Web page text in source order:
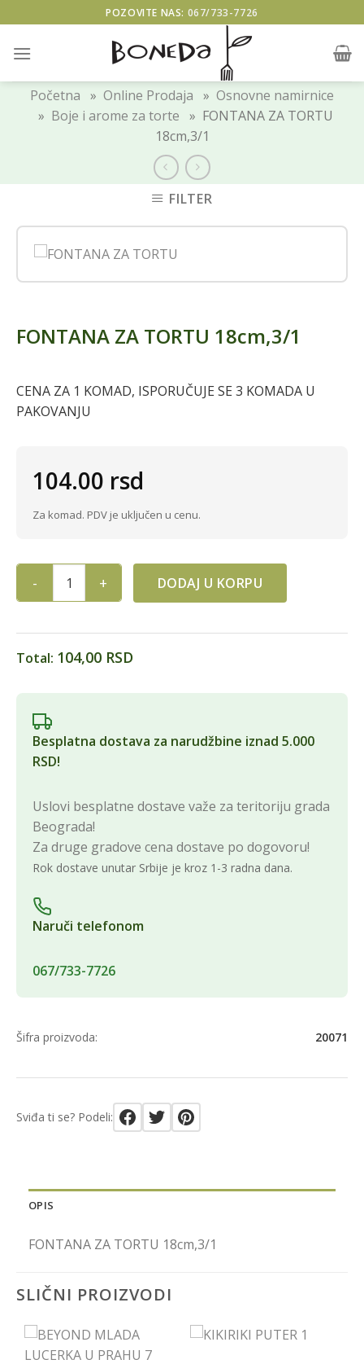
to
content
POZOVITE NAS: 067/733-7726
Početna » Online Prodaja » Osnovne namirnice
» Boje i arome za torte » FONTANA ZA TORTU
18cm,3/1
FILTER
FONTANA ZA TORTU 18cm,3/1
CENA ZA 1 KOMAD, ISPORUČUJE SE 3 KOMADA U
PAKOVANJU
104.00 rsd
Za komad. PDV je uključen u cenu.
FONTANA ZA TORTU 18cm,3/1 quantity
DODAJ U KORPU
Total: 104,00 RSD
Besplatna dostava za narudžbine iznad 5.000
RSD!
Uslovi besplatne dostave važe za teritoriju grada
Beograda!
Za druge gradove cena dostave po dogovoru!
Rok dostave unutar Srbije je kroz 1-3 radna dana.
Naruči telefonom
067/733-7726
Šifra proizvoda: 20071
Sviđa ti se? Podeli:
OPIS
FONTANA ZA TORTU 18cm,3/1
SLIČNI PROIZVODI